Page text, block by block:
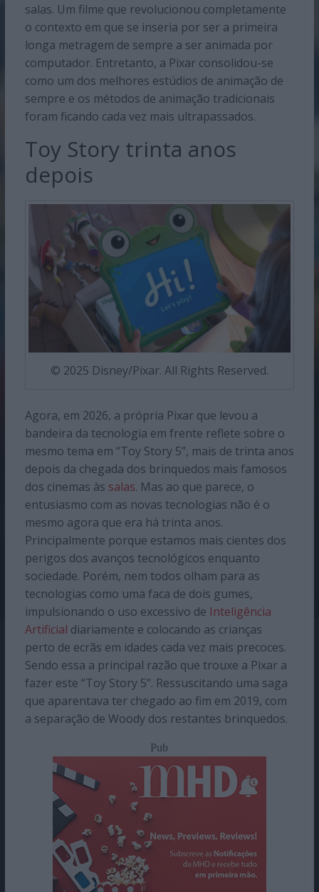
salas. Um filme que revolucionou completamente
o contexto em que se inseria por ser a primeira
longa metragem de sempre a ser animada por
computador. Entretanto, a Pixar consolidou-se
como um dos melhores estúdios de animação de
sempre e os métodos de animação tradicionais
foram ficando cada vez mais ultrapassados.
Toy Story trinta anos
depois
© 2025 Disney/Pixar. All Rights Reserved.
Agora, em 2026, a própria Pixar que levou a
bandeira da tecnologia em frente reflete sobre o
mesmo tema em “Toy Story 5”, mais de trinta anos
depois da chegada dos brinquedos mais famosos
dos cinemas às salas. Mas ao que parece, o
entusiasmo com as novas tecnologias não é o
mesmo agora que era há trinta anos.
Principalmente porque estamos mais cientes dos
perigos dos avanços tecnológicos enquanto
sociedade. Porém, nem todos olham para as
tecnologias como uma faca de dois gumes,
impulsionando o uso excessivo de Inteligência
Artificial diariamente e colocando as crianças
perto de ecrãs em idades cada vez mais precoces.
Sendo essa a principal razão que trouxe a Pixar a
fazer este “Toy Story 5”. Ressuscitando uma saga
que aparentava ter chegado ao fim em 2019, com
a separação de Woody dos restantes brinquedos.
Pub